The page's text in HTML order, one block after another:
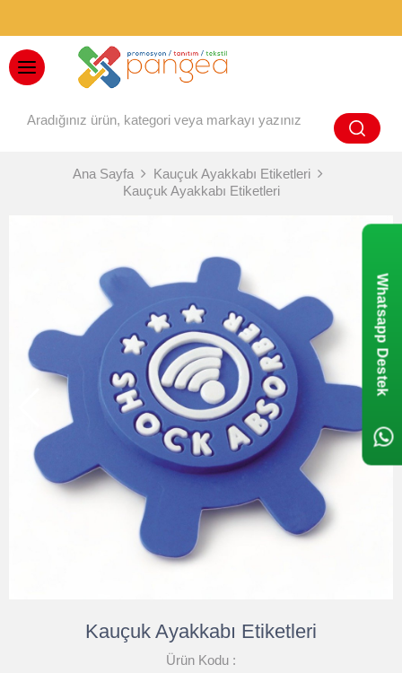
Ana Sayfa
Kauçuk Ayakkabı Etiketleri
Kauçuk Ayakkabı Etiketleri
Kauçuk Ayakkabı Etiketleri
Ürün Kodu :
Whatsapp Destek